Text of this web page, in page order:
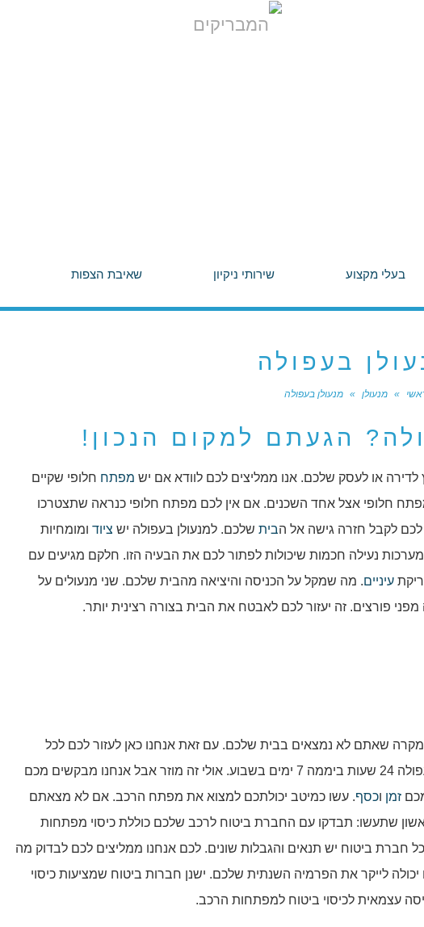
בעלי מקצוע שירותי ניקיון שאיבת הצפות
בעפולה
» מנעולן » מנעולן בעפולה
הגעתם למקום הנכון!
או לעסק שלכם. אנו ממליצים לכם לוודא אם יש מפתח חלופי שקיים
חלופי אצל אחד השכנים. אם אין לכם מפתח חלופי כנראה שתצטרכו
לכם לקבל חזרה גישה אל הבית שלכם. למנעולן בעפולה יש ציוד ומומחיות
מערכות נעילה חכמות שיכולות לפתור לכם את הבעיה הזו. חלקם מגיעים עם
עיניים. מה שמקל על הכניסה והיציאה מהבית שלכם. שני מנעולים על
פורצים. זה יעזור לכם לאבטח את הבית בצורה רצינית יותר.
שאתם לא נמצאים בבית שלכם. עם זאת אנחנו כאן לעזור לכם לכל
מקרה שנתקלתם בו. אצלנו תמצאו שירותי מנעולן בעפולה 24 שעות ביממה 7 ימים בשבוע. אולי זה מוזר אבל אנחנו מבקשים מכם
זמן וכסף. עשו כמיטב יכולתכם למצוא את מפתח הרכב. אם לא מצאתם
שתעשו: תבדקו עם החברת ביטוח לרכב שלכם כוללת כיסוי מפתחות
חברת ביטוח יש תנאים והגבלות שונים. לכם אנחנו ממליצים לכם לבדוק מה
יכולה לייקר את הפרמיה השנתית שלכם. ישנן חברות ביטוח שמציעות כיסוי
עצמאית לכיסוי ביטוח למפתחות הרכב.